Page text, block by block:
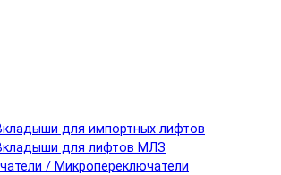
для импортных лифтов
для лифтов МЛЗ
/ Микропереключатели